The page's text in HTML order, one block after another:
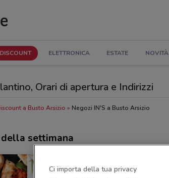
DISCOUNT ELETTRONICA ESTATE NOVITÀ
Orari di apertura e Indirizzi
a Busto Arsizio Negozi IN'S a Busto Arsizio
settimana
Ci importa della tua privacy